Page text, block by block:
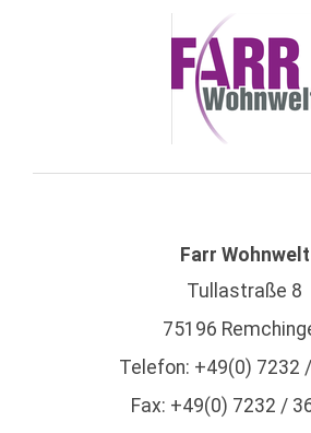
Farr Wohnwelt
Tullastraße 8
75196
Telefon: +49(0) 7232
Fax: +49(0) 7232 /